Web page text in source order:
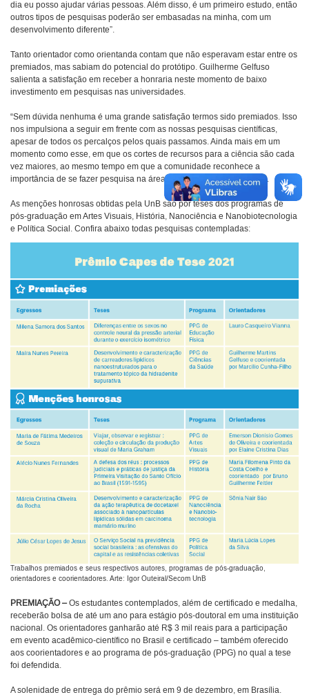
dia eu posso ajudar várias pessoas. Além disso, é um primeiro estudo, então
outros tipos de pesquisas poderão ser embasadas na minha, com um
desenvolvimento diferente”.
Tanto orientador como orientanda contam que não esperavam estar entre os
premiados, mas sabiam do potencial do protótipo. Guilherme Gelfuso
salienta a satisfação em receber a honraria neste momento de baixo
investimento em pesquisas nas universidades.
“Sem dúvida nenhuma é uma grande satisfação termos sido premiados. Isso
nos impulsiona a seguir em frente com as nossas pesquisas científicas,
apesar de todos os percalços pelos quais passamos. Ainda mais em um
momento como esse, em que os cortes de recursos para a ciência são cada
vez maiores, ao mesmo tempo em que a comunidade reconhece a
importância de se fazer pesquisa na área de saúde”, pontua Gelfuso.
As menções honrosas obtidas pela UnB são por teses dos programas de
pós-graduação em Artes Visuais, História, Nanociência e Nanobiotecnologia
e Política Social. Confira abaixo todas pesquisas contempladas:
Trabalhos premiados e seus respectivos autores, programas de pós-graduação,
orientadores e coorientadores. Arte: Igor Outeiral/Secom UnB
PREMIAÇÃO –Os estudantes contemplados, além de certificado e medalha,
receberão bolsa de até um ano para estágio pós-doutoral em uma instituição
nacional. Os orientadores ganharão até R$ 3 mil reais para a participação
em evento acadêmico-científico no Brasil e certificado – também oferecido
aos coorientadores e ao programa de pós-graduação (PPG) no qual a tese
foi defendida.
A solenidade de entrega do prêmio será em 9 de dezembro, em Brasília.